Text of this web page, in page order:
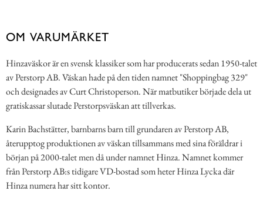
OM VARUMÄRKET
Hinzaväskor är en svensk klassiker som har producerats sedan 1950-talet
av Perstorp AB. Väskan hade på den tiden namnet "Shoppingbag 329"
och designades av Curt Christoperson. När matbutiker började dela ut
gratiskassar slutade Perstorpsväskan att tillverkas.
Karin Bachstätter, barnbarns barn till grundaren av Perstorp AB,
återupptog produktionen av väskan tillsammans med sina föräldrar i
början på 2000-talet men då under namnet Hinza. Namnet kommer
från Perstorp AB:s tidigare VD-bostad som heter Hinza Lycka där
Hinza numera har sitt kontor.